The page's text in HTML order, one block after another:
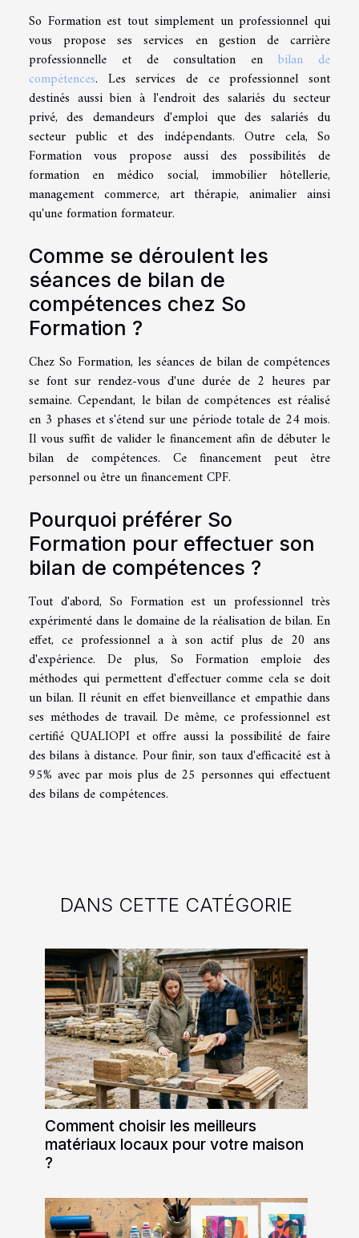
So Formation est tout simplement un professionnel qui
vous propose ses services en gestion de carrière
professionnelle et de consultation enbilan de
compétences. Les services de ce professionnel sont
destinés aussi bien à l'endroit des salariés du secteur
privé, des demandeurs d'emploi que des salariés du
secteur public et des indépendants. Outre cela, So
Formation vous propose aussi des possibilités de
formation en médico social, immobilier hôtellerie,
management commerce, art thérapie, animalier ainsi
qu'une formation formateur.
Comme se déroulent les
séances de bilan de
compétences chez So
Formation ?
Chez So Formation, les séances de bilan de compétences
se font sur rendez-vous d'une durée de 2 heures par
semaine. Cependant, le bilan de compétences est réalisé
en 3 phases et s'étend sur une période totale de 24 mois.
Il vous suffit de valider le financement afin de débuter le
bilan de compétences. Ce financement peut être
personnel ou être un financement CPF.
Pourquoi préférer So
Formation pour effectuer son
bilan de compétences ?
Tout d'abord, So Formation est un professionnel très
expérimenté dans le domaine de la réalisation de bilan. En
effet, ce professionnel a à son actif plus de 20 ans
d'expérience. De plus, So Formation emploie des
méthodes qui permettent d'effectuer comme cela se doit
un bilan. Il réunit en effet bienveillance et empathie dans
ses méthodes de travail. De même, ce professionnel est
certifié QUALIOPI et offre aussi la possibilité de faire
des bilans à distance. Pour finir, son taux d'efficacité est à
95% avec par mois plus de 25 personnes qui effectuent
des bilans de compétences.
DANS CETTE CATÉGORIE
Comment choisir les meilleurs
matériaux locaux pour votre maison
?